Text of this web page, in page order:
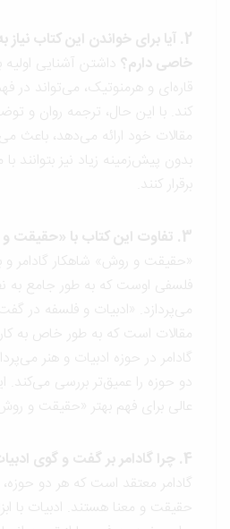
2. آیا برای خواندن این کتاب نیاز
خاصی دارم؟داشتن آشنایی اولیه با
قاره‌ای و هرمنوتیک، می‌تواند در فهم
کند. با این حال، ترجمه روان و
مقالات خود ارائه می‌دهد، باعث
بدون پیش‌زمینه زیاد نیز بتوانند با
برقرار کنند.
«حقیقت و روش» شاهکار گادامر و
فلسفی اوست که به طور جامع به
می‌پردازد. «ادبیات و فلسفه در
مقالات است که به طور خاص به کاربرد
گادامر در حوزه ادبیات و هنر می‌پردازد و
دو حوزه را عمیق‌تر بررسی می‌کند. این
عالی برای فهم بهتر «حقیقت و روش»
گادامر معتقد است که هر دو حوزه،
حقیقت و معنا هستند. ادبیات با